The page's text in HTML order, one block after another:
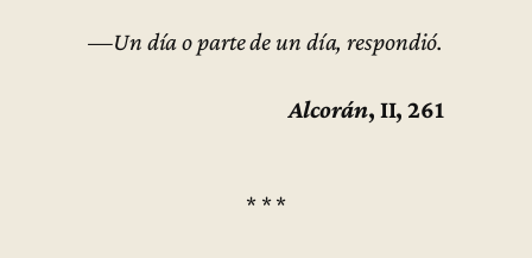
—Un día o parte de un día, respondió.
Alcorán, II, 261
* * *